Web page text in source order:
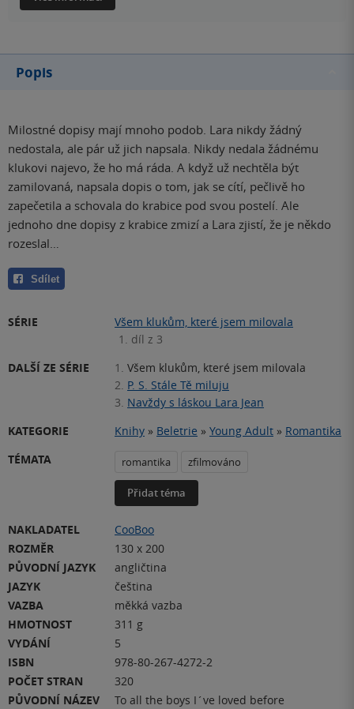
Popis
Milostné dopisy mají mnoho podob. Lara nikdy žádný
nedostala, ale pár už jich napsala. Nikdy nedala žádnému
klukovi najevo, že ho má ráda. A když už nechtěla být
zamilovaná, napsala dopis o tom, jak se cítí, pečlivě ho
zapečetila a schovala do krabice pod svou postelí. Ale
jednoho dne dopisy z krabice zmizí a Lara zjistí, že je někdo
rozeslal…
Sdílet
SÉRIE
Všem klukům, které jsem milovala
1. díl z 3
DALŠÍ ZE SÉRIE
1. Všem klukům, které jsem milovala
2. P. S. Stále Tě miluju
3. Navždy s láskou Lara Jean
KATEGORIE
Knihy » Beletrie » Young Adult » Romantika
TÉMATA
romantika zfilmováno
Přidat téma
NAKLADATEL
CooBoo
ROZMĚR
130 x 200
PŮVODNÍ JAZYK
angličtina
JAZYK
čeština
VAZBA
měkká vazba
HMOTNOST
311 g
VYDÁNÍ
5
ISBN
978-80-267-4272-2
POČET STRAN
320
PŮVODNÍ NÁZEV
To all the boys I´ve loved before